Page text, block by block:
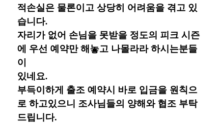
적손실은 물론이고 상당히 어려움을 겪고 있
습니다.
자리가 없어 손님을 못받을 정도의 피크 시즌
에 우선 예약만 해놓고 나몰라라 하시는분들
이
있네요.
부득이하게 출조 예약시 바로 입금을 원칙으
로 하고있으니 조사님들의 양해와 협조 부탁
드립니다.